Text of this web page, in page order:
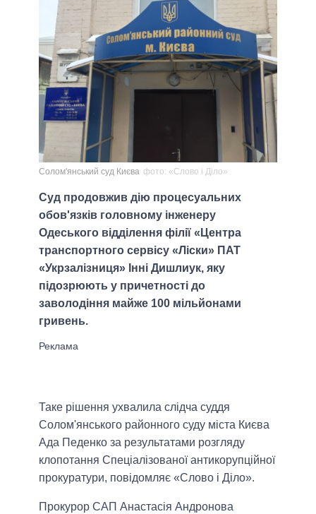
Солом'янський суд Києва фото: «Слово і Діло»
Суд продовжив дію процесуальних
обов'язків головному інженеру
Одеського відділення філії «Центра
транспортного сервісу «Ліски» ПАТ
«Укрзалізниця» Інні Дишлиук, яку
підозрюють у причетності до
заволодіння майже 100 мільйонами
гривень.
Таке рішення ухвалила слідча суддя
Солом'янського районного суду міста Києва
Ада Педенко за результатами розгляду
клопотання Спеціалізованої антикорупційної
прокуратури, повідомляє «Слово і Діло».
Прокурор САП Анастасія Андронова